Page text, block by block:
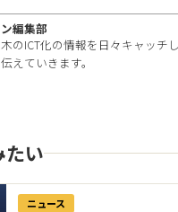
編集部
のICT化の情報を日々キャッチ
えていきます。
たい
ニュース